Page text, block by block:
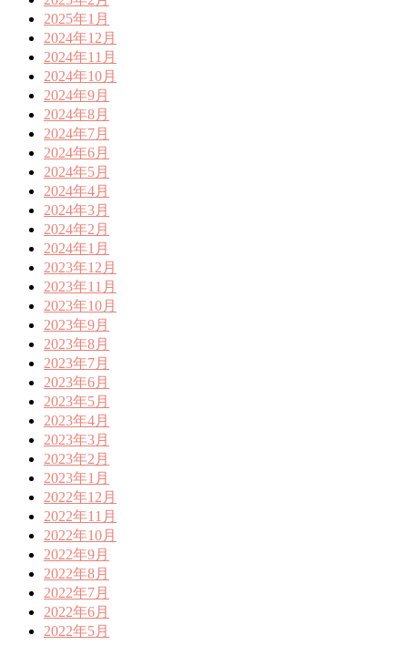
2025年1月
2024年12月
2024年11月
2024年10月
2024年9月
2024年8月
2024年7月
2024年6月
2024年5月
2024年4月
2024年3月
2024年2月
2024年1月
2023年12月
2023年11月
2023年10月
2023年9月
2023年8月
2023年7月
2023年6月
2023年5月
2023年4月
2023年3月
2023年2月
2023年1月
2022年12月
2022年11月
2022年10月
2022年9月
2022年8月
2022年7月
2022年6月
2022年5月